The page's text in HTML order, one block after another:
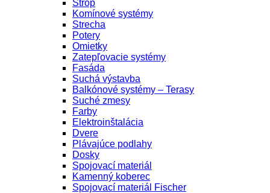
Strop
Komínové systémy
Strecha
Potery
Omietky
Zatepľovacie systémy
Fasáda
Suchá výstavba
Balkónové systémy – Terasy
Suché zmesy
Farby
Elektroinštalácia
Dvere
Plávajúce podlahy
Dosky
Spojovací materiál
Kamenný koberec
Spojovací materiál Fischer